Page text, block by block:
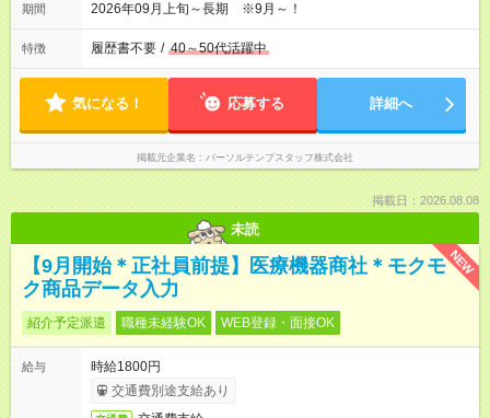
期間 2026年09月上旬～長期 ※9月～！
特徴 履歴書不要 / 40～50代活躍中
気になる！ 応募する 詳細へ
掲載元企業名 パーソルテンプスタッフ株式会社
掲載日：2026.08.08
未読
NEW
【9月開始＊正社員前提】医療機器商社＊モクモ
ク商品データ入力
紹介予定派遣 職種未経験OK WEB登録・面接OK
給与
時給1800円
交通費別途支給あり